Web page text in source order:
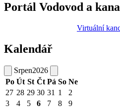
Portál Vodovod a
Virtuální
Kalendář
Srpen2026
Po Út St Čt Pá So Ne
27 28 29 30 31 1
2
3
4 5 6 7 8
9